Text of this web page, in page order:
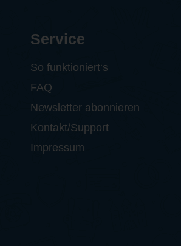
Service
So funktioniert‘s
FAQ
Newsletter abonnieren
Kontakt/Support
Impressum